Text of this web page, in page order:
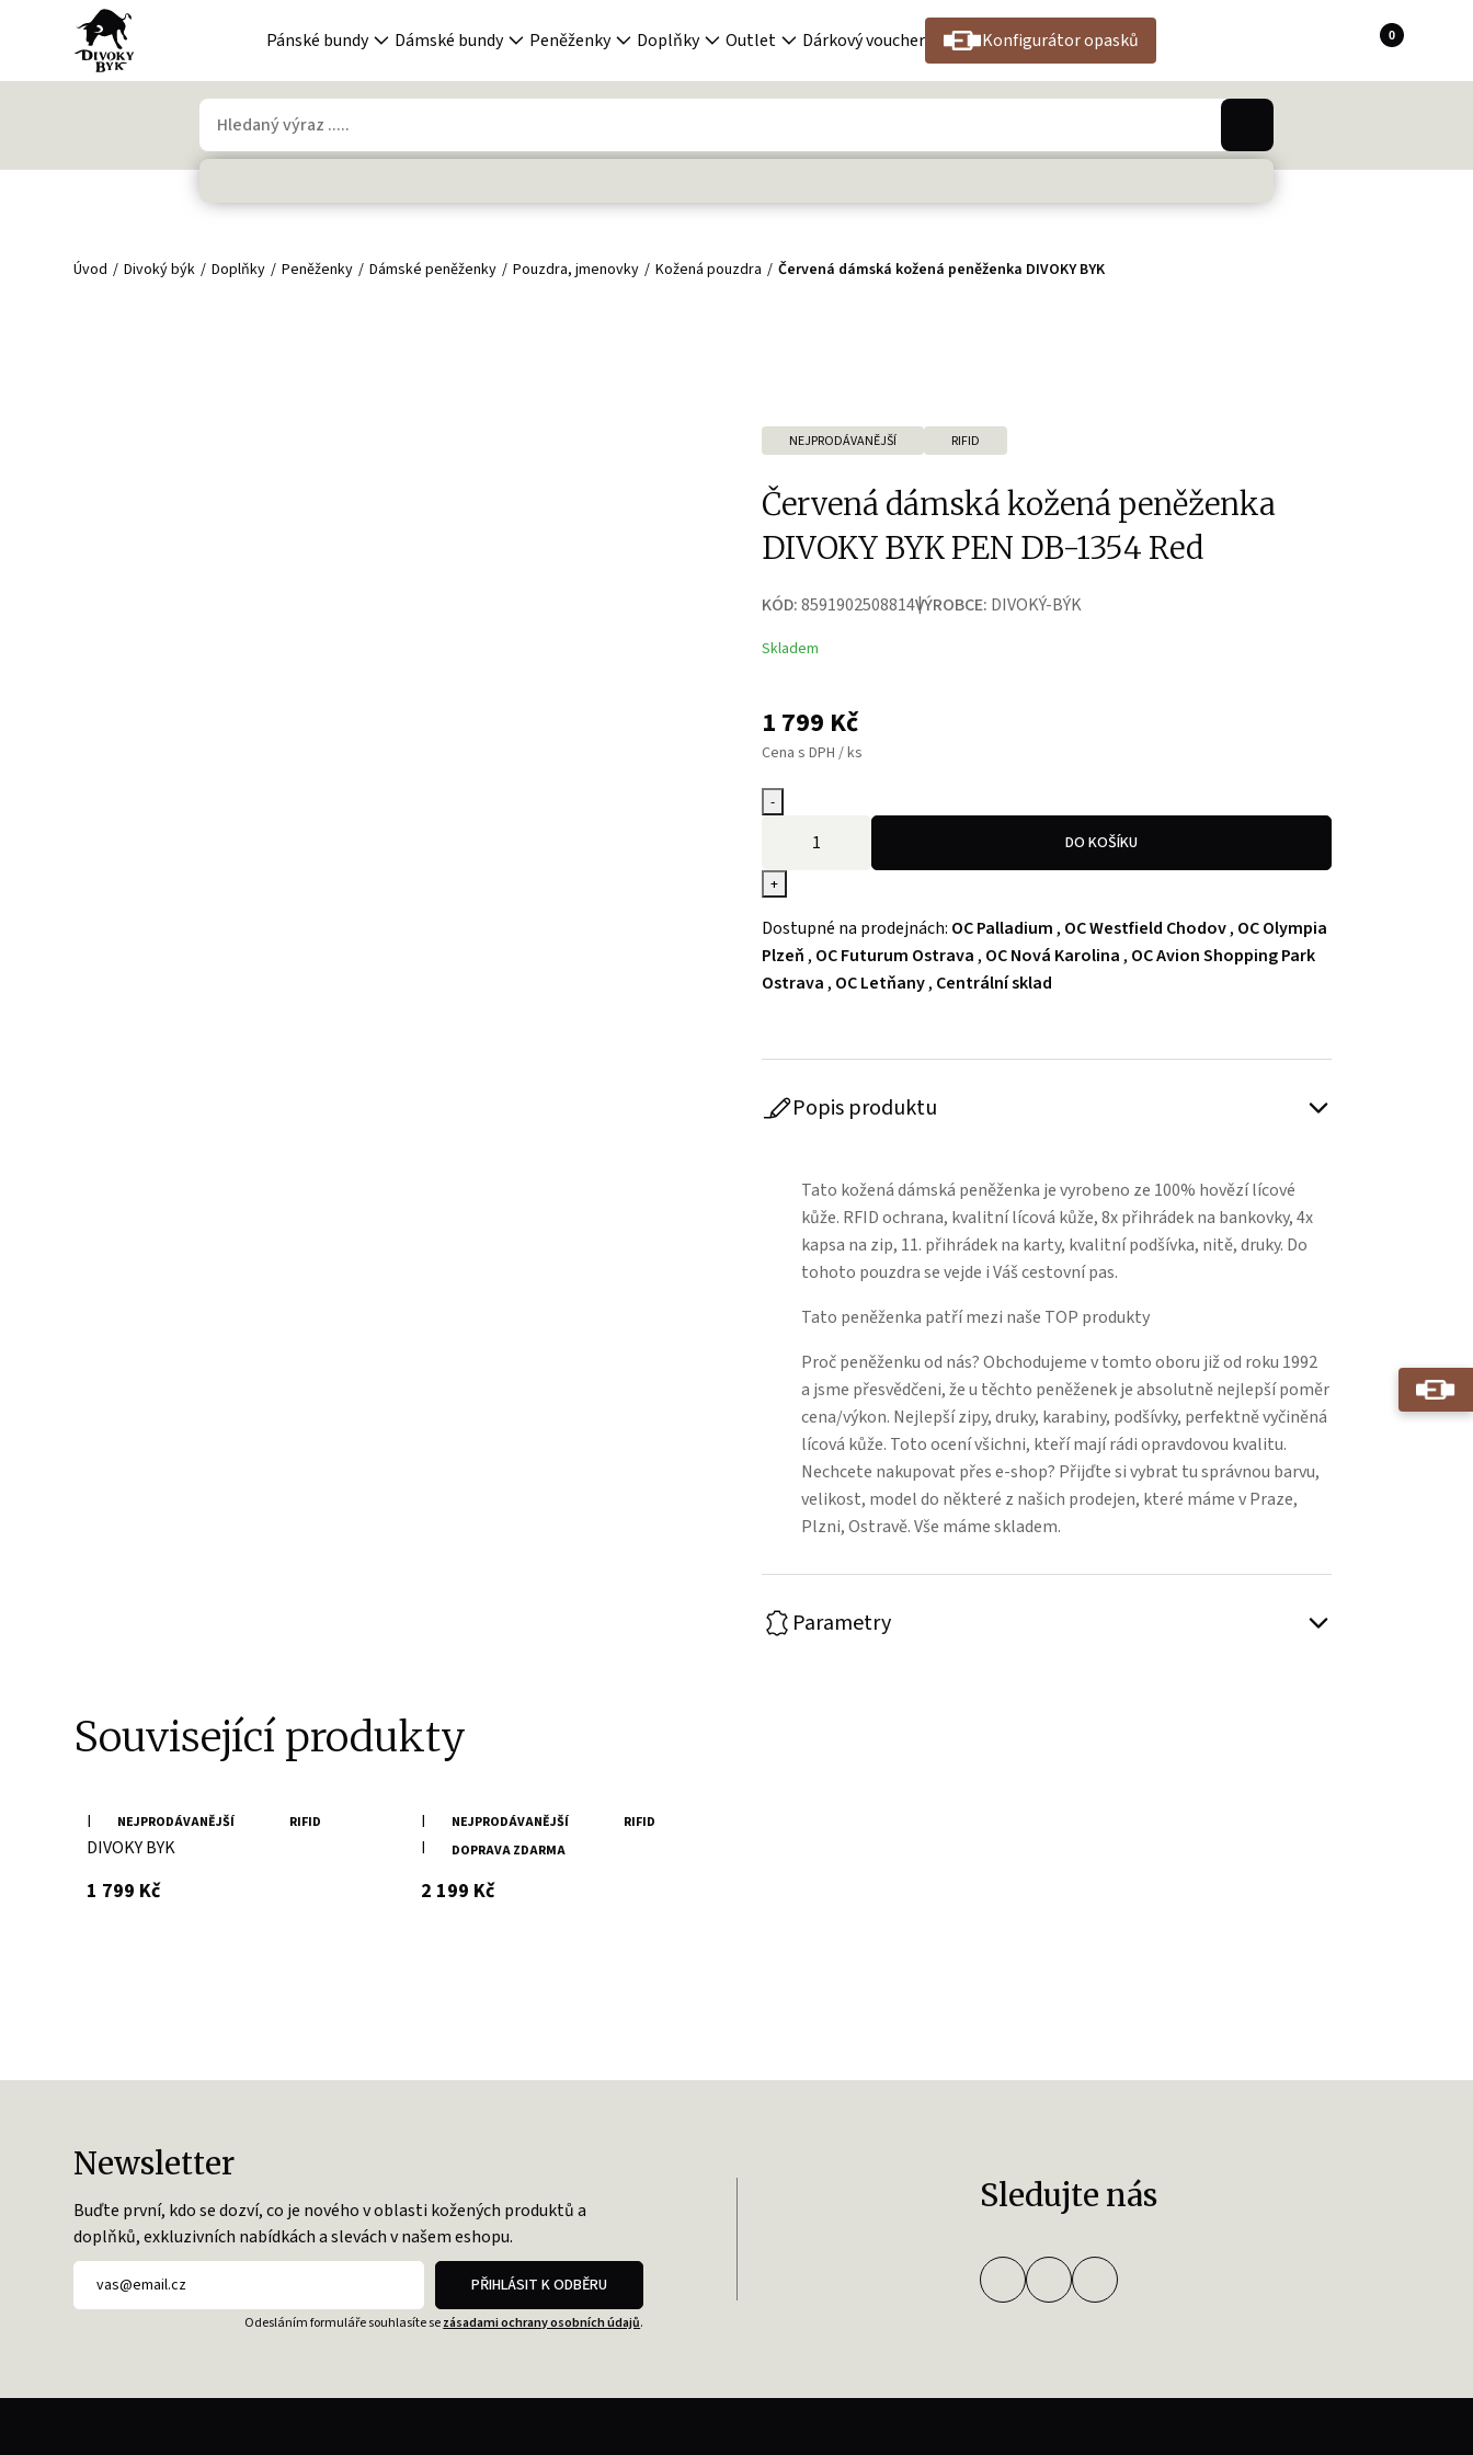
Pánské bundy Dámské bundy Peněženky Doplňky Outlet Dárkový voucher Konfigurátor opasků 0
Úvod Divoký býk Doplňky Peněženky Dámské peněženky Pouzdra, jmenovky Kožená pouzdra Červená dámská kožená peněženka DIVOKY BYK
NEJPRODÁVANĚJŠÍ RIFID
Červená dámská kožená peněženka
DIVOKY BYK PEN DB-1354 Red
KÓD:8591902508814VÝROBCE: DIVOKÝ-BÝK
Skladem
1 799 Kč
Cena s DPH / ks
-
+
DO KOŠÍKU
Dostupné na prodejnách: OC Palladium , OC Westfield Chodov, OC Olympia
Plzeň , OC Futurum Ostrava , OC Nová Karolina , OC Avion Shopping Park
Ostrava , OC Letňany, Centrální sklad
Popis produktu
Tato kožená dámská peněženka je vyrobeno ze 100% hovězí lícové
kůže. RFID ochrana, kvalitní lícová kůže, 8x přihrádek na bankovky, 4x
kapsa na zip, 11. přihrádek na karty, kvalitní podšívka, nitě, druky. Do
tohoto pouzdra se vejde i Váš cestovní pas.
Tato peněženka patří mezi naše TOP produkty
Proč peněženku od nás? Obchodujeme v tomto oboru již od roku 1992
a jsme přesvědčeni, že u těchto peněženek je absolutně nejlepší poměr
cena/výkon. Nejlepší zipy, druky, karabiny, podšívky, perfektně vyčiněná
lícová kůže. Toto ocení všichni, kteří mají rádi opravdovou kvalitu.
Nechcete nakupovat přes e-shop? Přijďte si vybrat tu správnou barvu,
velikost, model do některé z našich prodejen, které máme v Praze,
Plzni, Ostravě. Vše máme skladem.
Parametry
Související produkty
NEJPRODÁVANĚJŠÍ RIFID
Hnědá dámská kožená peněženka
DIVOKY BYK
1 799 Kčs DPH
NEJPRODÁVANĚJŠÍ
RIFID
DOPRAVA ZDARMA
Hnědá dámská kožená peněženka
DIVOKY BYK
2 199 Kčs DPH
Newsletter
Buďte první, kdo se dozví, co je nového v oblasti kožených produktů a
doplňků, exkluzivních nabídkách a slevách v našem eshopu.
PŘIHLÁSIT K ODBĚRU
Odesláním formuláře souhlasíte sezásadami ochrany osobních údajů.
Sledujte nás